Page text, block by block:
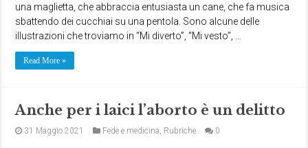
una maglietta, che abbraccia entusiasta un cane, che fa musica
sbattendo dei cucchiai su una pentola. Sono alcune delle
illustrazioni che troviamo in “Mi diverto”, “Mi vesto”, …
Read More »
Anche per i laici l’aborto è un delitto
31 Maggio 2021 Fede e medicina, Rubriche 0